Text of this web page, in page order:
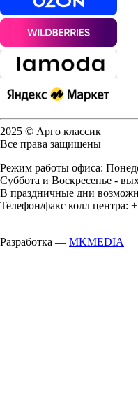
2025 © Арго классик
Все права защищены
Режим работы офиса:
Суббота и Воскресенье -
В праздничные дни
Телефон/факс колл центра:
Разработка — MKMEDIA